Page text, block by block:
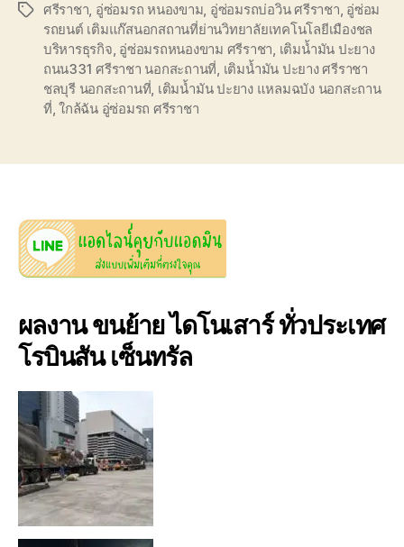
Tagsศรีราชา, อู่ซ่อมรถ หนองขาม, อู่ซ่อมรถบ่อวิน ศรีราชา, อู่ซ่อม
รถยนต์ เติมแก๊สนอกสถานที่ย่านวิทยาลัยเทคโนโลยีเมืองชล
บริหารธุรกิจ, อู่ซ่อมรถหนองขาม ศรีราชา, เติมน้ำมัน ปะยาง
ถนน331 ศรีราชา นอกสะถานที่, เติมน้ำมัน ปะยาง ศรีราชา
ชลบุรี นอกสะถานที่, เติมน้ำมัน ปะยาง แหลมฉบัง นอกสะถาน
ที่,ใกล้ฉัน อู่ซ่อมรถ ศรีราชา
ผลงาน ขนย้าย ไดโนเสาร์ ทั่วประเทศ
โรบินสัน เซ็นทรัล